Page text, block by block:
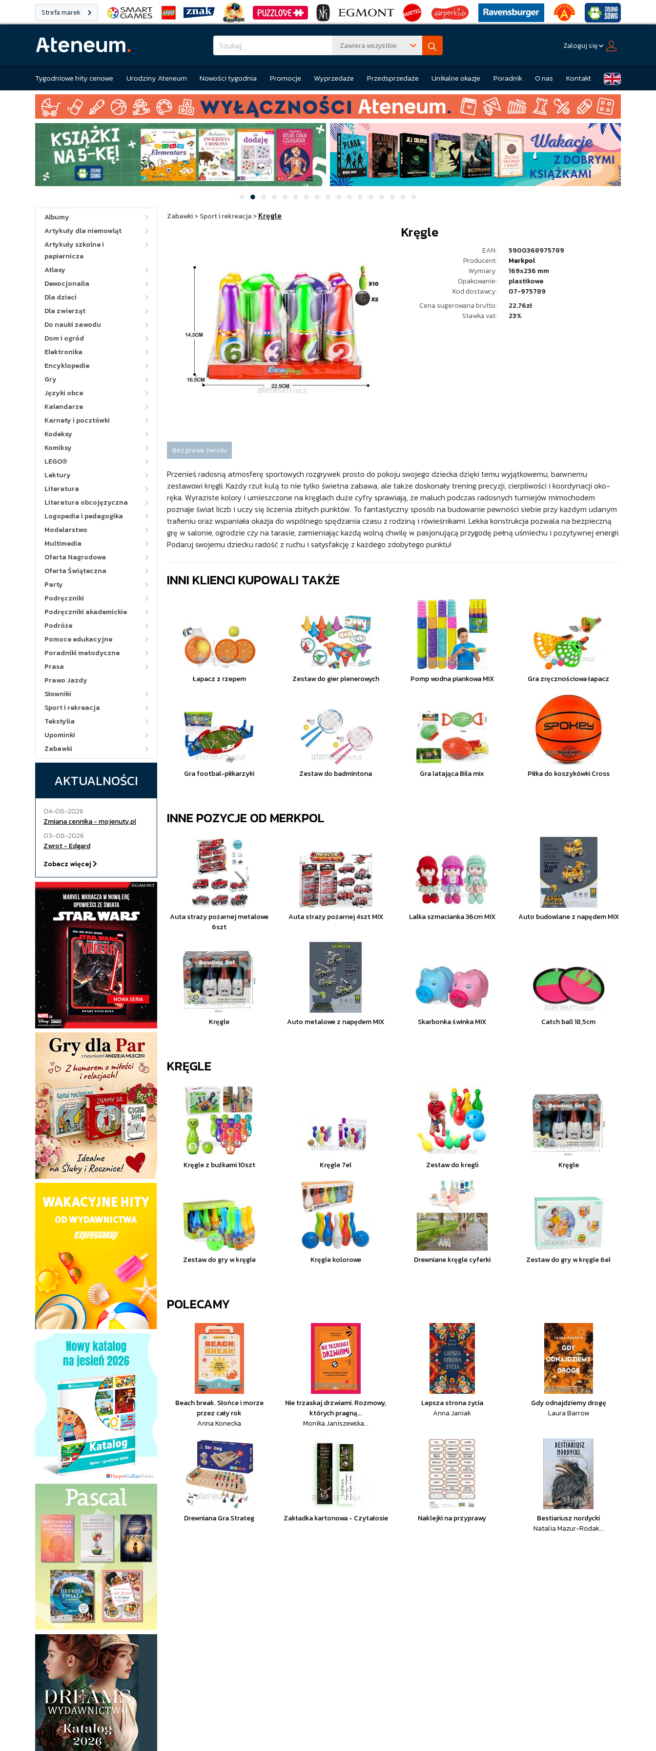
Strefa marek
Zawiera wszystkie Zaloguj się
Tygodniowe hity cenowe Urodziny Ateneum Nowości tygodnia Promocje Wyprzedaże Przedsprzedaże Unikalne okazje Poradnik O nas Kontakt
Albumy
Artykuły dla niemowląt
Artykuły szkolne i
papiernicze
Atlasy
Dewocjonalia
Dla dzieci
Dla zwierząt
Do nauki zawodu
Dom i ogród
Elektronika
Encyklopedie
Gry
Języki obce
Kalendarze
Karnety i pocztówki
Kodeksy
Komiksy
LEGO®
Lektury
Literatura
Literatura obcojęzyczna
Logopedia i pedagogika
Modelarstwo
Multimedia
Oferta Nagrodowa
Oferta Świąteczna
Party
Podręczniki
Podręczniki akademickie
Podróże
Pomoce edukacyjne
Poradniki metodyczne
Prasa
Prawo Jazdy
Słowniki
Sport i rekreacja
Tekstylia
Upominki
Zabawki
AKTUALNOŚCI
04-08-2026
Zmiana cennika - mojenuty.pl
03-08-2026
Zwrot - Edgard
Zobacz więcej
Zabawki>Sport i rekreacja>Kręgle
Kręgle
EAN:
5900368975789
Producent:
Merkpol
Wymiary:
169x236 mm
Opakowanie:
plastikowe
Kod dostawcy:
07-975789
Cena sugerowana brutto:
22.76zł
Stawka vat:
23%
Bez prawa zwrotu
Przenieś radosną atmosferę sportowych rozgrywek prosto do pokoju swojego dziecka dzięki temu wyjątkowemu, barwnemu
zestawowi kręgli. Każdy rzut kulą to nie tylko świetna zabawa, ale także doskonały trening precyzji, cierpliwości i koordynacji oko-
ręka. Wyraziste kolory i umieszczone na kręglach duże cyfry sprawiają, że maluch podczas radosnych turniejów mimochodem
poznaje świat liczb i uczy się liczenia zbitych punktów. To fantastyczny sposób na budowanie pewności siebie przy każdym udanym
trafieniu oraz wspaniała okazja do wspólnego spędzania czasu z rodziną i rówieśnikami. Lekka konstrukcja pozwala na bezpieczną
grę w salonie, ogrodzie czy na tarasie, zamieniając każdą wolną chwilę w pasjonującą przygodę pełną uśmiechu i pozytywnej energii.
Podaruj swojemu dziecku radość z ruchu i satysfakcję z każdego zdobytego punktu!
INNI KLIENCI KUPOWALI TAKŻE
Łapacz z rzepem Zestaw do gier plenerowych Pomp wodna piankowa MIX Gra zręcznościowa łapacz
Gra footbal-piłkarzyki Zestaw do badmintona Gra latająca Bila mix Piłka do koszykówki Cross
INNE POZYCJE OD MERKPOL
Auta straży pożarnej metalowe
6szt
Auta straży pożarnej 4szt MIX Lalka szmacianka 36cm MIX Auto budowlane z napędem MIX
Kręgle Auto metalowe z napędem MIX Skarbonka świnka MIX Catch ball 18,5cm
KRĘGLE
Kręgle z buźkami 10szt Kręgle 7el Zestaw do kregli Kręgle
Zestaw do gry w kręgle Kręgle kolorowe Drewniane kręgle cyferki Zestaw do gry w kręgle 6el
POLECAMY
Beach break. Słońce i morze
przez cały rok
Anna Konecka
Nie trzaskaj drzwiami. Rozmowy,
których pragną...
Monika Janiszewska...
Lepsza strona życia
Anna Janiak
Gdy odnajdziemy drogę
Laura Barrow
Drewniana Gra Strateg Zakładka kartonowa - Czytałosie Naklejki na przyprawy
Bestiariusz nordycki
Natalia Mazur-Rodak...